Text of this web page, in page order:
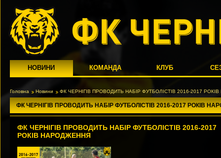
НОВИНИ КОМАНДА КЛУБ
Головна Новини ФК ЧЕРНІГІВ ПРОВОДИТЬ НАБІР ФУТБОЛІСТІВ 2016-2017
ФК ЧЕРНІГІВ ПРОВОДИТЬ НАБІР ФУТБОЛІСТІВ 2016-2017 РОКІВ
ФК ЧЕРНІГІВ ПРОВОДИТЬ НАБІР ФУТБОЛІСТІВ 2016-2017
РОКІВ НАРОДЖЕННЯ